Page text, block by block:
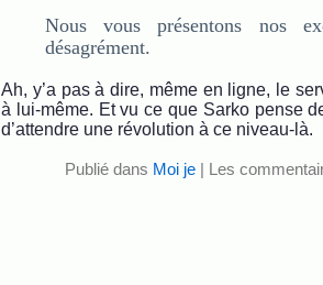
Nous vous présentons nos
désagrément.
Ah, y’a pas à dire, même en ligne, le
à lui-même. Et vu ce que Sarko pense
d’attendre une révolution à ce niveau-là.
Publié dans Moi je| Les